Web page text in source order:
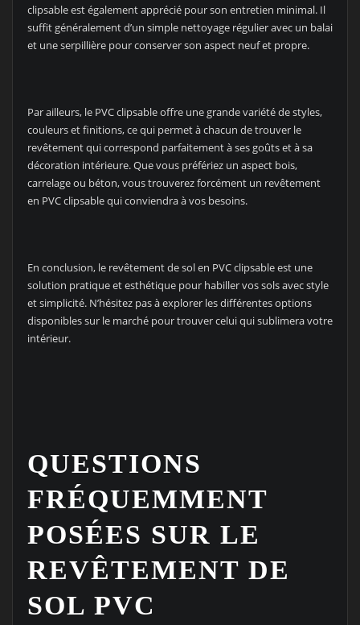
clipsable est également apprécié pour son entretien minimal. Il
suffit généralement d’un simple nettoyage régulier avec un balai
et une serpillière pour conserver son aspect neuf et propre.
Par ailleurs, le PVC clipsable offre une grande variété de styles,
couleurs et finitions, ce qui permet à chacun de trouver le
revêtement qui correspond parfaitement à ses goûts et à sa
décoration intérieure. Que vous préfériez un aspect bois,
carrelage ou béton, vous trouverez forcément un revêtement
en PVC clipsable qui conviendra à vos besoins.
En conclusion, le revêtement de sol en PVC clipsable est une
solution pratique et esthétique pour habiller vos sols avec style
et simplicité. N’hésitez pas à explorer les différentes options
disponibles sur le marché pour trouver celui qui sublimera votre
intérieur.
QUESTIONS
FRÉQUEMMENT
POSÉES SUR LE
REVÊTEMENT DE
SOL PVC